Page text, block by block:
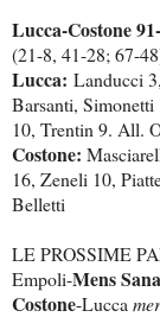
Lucca-Costone
(21-8, 41-28; 67-
Lucca: Landucci
Barsanti,
10, Trentin 9. All.
Costone:
16, Zeneli 10,
Belletti
LE PROSSIME
Empoli-Mens Sana
Costone-Lucca